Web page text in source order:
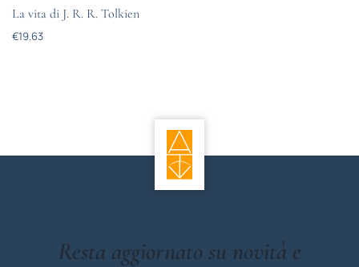
La vita di J. R. R. Tolkien
€19.63
Resta aggiornato su novità e